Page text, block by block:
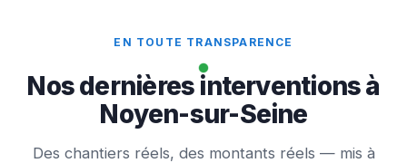
EN TOUTE TRANSPARENCE
Nos dernières interventions à
Noyen-sur-Seine
Des chantiers réels, des montants réels — mis à